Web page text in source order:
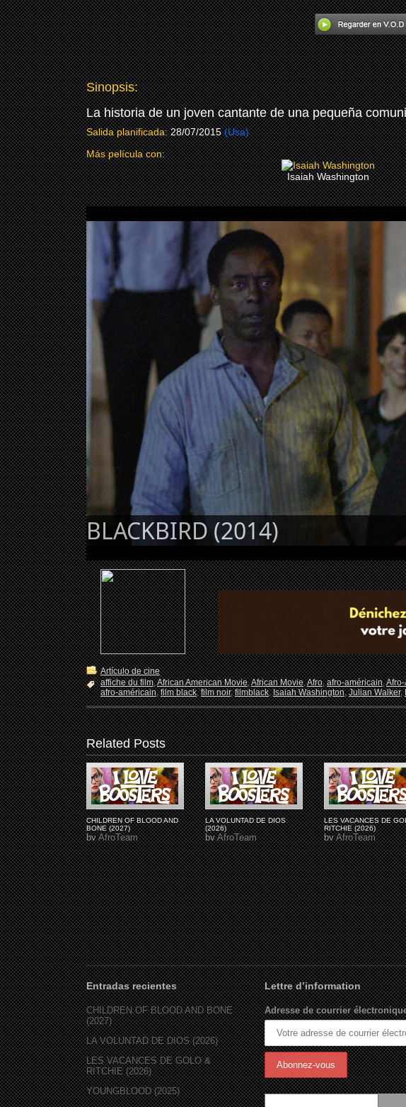
Sinopsis:
La historia de un joven cantante de una pequeña
Salida planificada:28/07/2015 (Usa)
Más película con:
Isaiah Washington
BLACKBIRD (2014)
Artículo de cine
affiche du film,African American Movie,African Movie,Afro,afro-américain,
afro-américain,film black,film noir,filmblack,Isaiah Washington,Julian Walker,
Related Posts
CHILDREN OF BLOOD AND
BONE (2027)
byAfroTeam
LA VOLUNTAD DE DIOS
(2026)
byAfroTeam
LES VACANCES DE
RITCHIE (2026)
byAfroTeam
Entradas recientes
CHILDREN OF BLOOD AND BONE
(2027)
LA VOLUNTAD DE DIOS (2026)
LES VACANCES DE GOLO &
RITCHIE (2026)
YOUNGBLOOD (2025)
Lettre d’information
Adresse de courrier